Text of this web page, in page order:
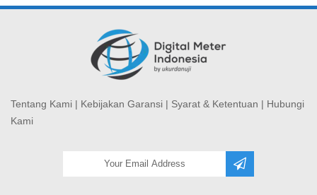
Tentang Kami | Kebijakan Garansi | Syarat & Ketentuan | Hubungi
Kami